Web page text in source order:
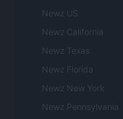
Newz US
Newz California
Newz Texas
Newz Florida
Newz New York
Newz Pennsylvania